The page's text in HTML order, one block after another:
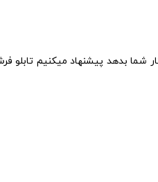
شما بدهد پیشنهاد میکنیم تابلو